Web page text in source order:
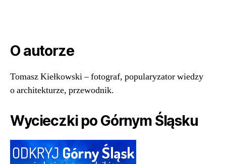
O autorze
Tomasz Kiełkowski – fotograf, popularyzator wiedzy
o architekturze, przewodnik.
Wycieczki po Górnym Śląsku